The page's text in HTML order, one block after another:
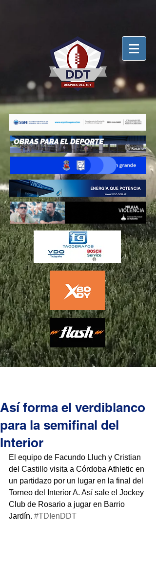
Así forma el verdiblanco
para la semifinal del
Interior
El equipo de Facundo Lluch y Cristian
del Castillo visita a Córdoba Athletic en
un partidazo por un lugar en la final del
Torneo del Interior A. Así sale el Jockey
Club de Rosario a jugar en Barrio
Jardín. #TDIenDDT